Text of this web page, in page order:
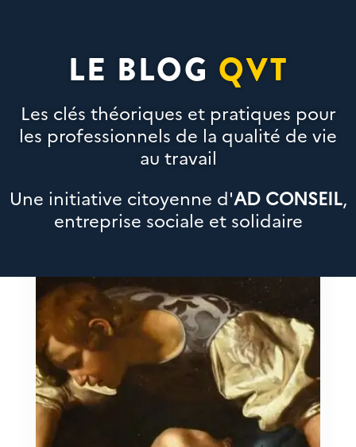
LE BLOG QVT
Les clés théoriques et pratiques pour
les professionnels de la qualité de vie
au travail
Une initiative citoyenne d'AD CONSEIL,
entreprise sociale et solidaire